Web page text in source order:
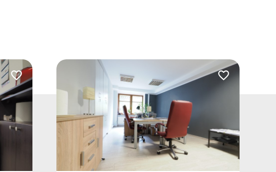
Dodaj do ulubionych Dodaj do